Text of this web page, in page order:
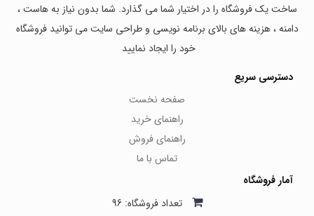
ساخت یک فروشگاه را در اختیار شما می گذارد. شما بدون نیاز به هاست ،
دامنه ، هزینه های بالای برنامه نویسی و طراحی سایت می توانید فروشگاه
خود را ایجاد نمایید
دسترسی سریع
صفحه نخست
راهنمای خرید
راهنمای فروش
تماس با ما
آمار فروشگاه
تعداد فروشگاه: 96